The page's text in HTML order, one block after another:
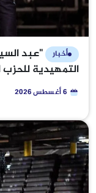
أخبار
"عبد
التمهيدية
6 أغسطس 2026